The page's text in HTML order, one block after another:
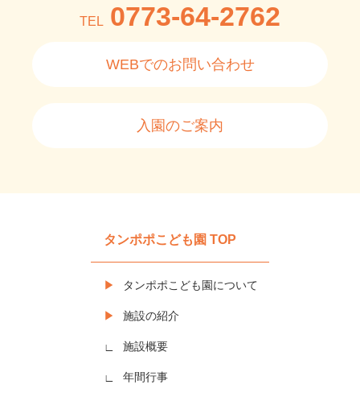
TEL 0773-64-2762
WEBでのお問い合わせ
入園のご案内
タンポポこども園 TOP
タンポポこども園について
施設の紹介
施設概要
年間行事